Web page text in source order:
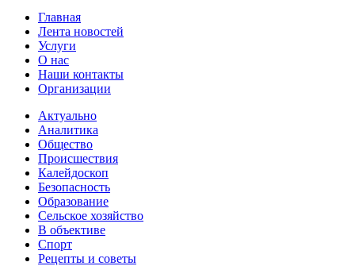
Главная
Лента новостей
Услуги
О нас
Наши контакты
Организации
Актуально
Аналитика
Общество
Происшествия
Калейдоскоп
Безопасность
Образование
Сельское хозяйство
В объективе
Спорт
Рецепты и советы